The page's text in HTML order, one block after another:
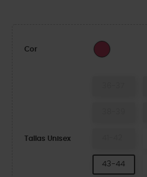
Cor Dragon Fruit/
Tallas Unisex
43-44